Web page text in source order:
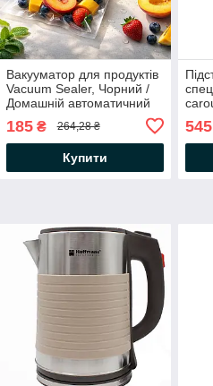
Вакууматор для продуктів
Vacuum Sealer, Чорний /
Домашній автоматичний
185₴ 264,28 ₴
Купити
545